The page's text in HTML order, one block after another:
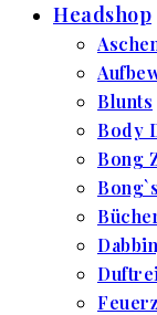
Headshop
Blunts
Body
Bong
Bong`s